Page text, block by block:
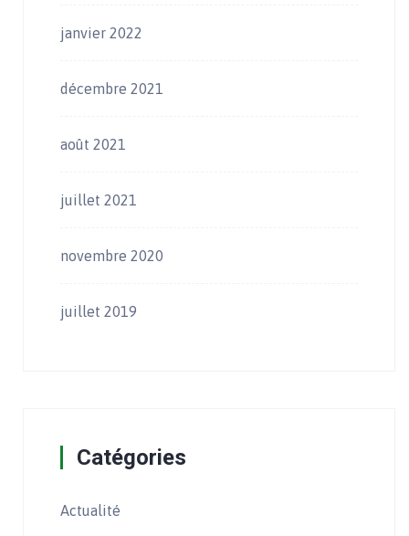
janvier 2022
décembre 2021
août 2021
juillet 2021
novembre 2020
juillet 2019
Catégories
Actualité